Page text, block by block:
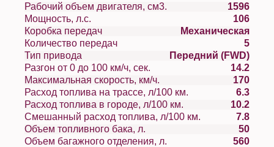
Рабочий объем двигателя, см3.
1596
Мощность, л.с.
106
Коробка передач
Механическая
Количество передач
5
Тип привода
Передний (FWD)
Разгон от 0 до 100 км/ч, сек.
14.2
Максимальная скорость, км/ч.
170
Расход топлива на трассе, л/100 км.
6.3
Расход топлива в городе, л/100 км.
10.2
Смешанный расход топлива, л/100 км.
7.8
Объем топливного бака, л.
50
Объем багажного отделения, л.
560